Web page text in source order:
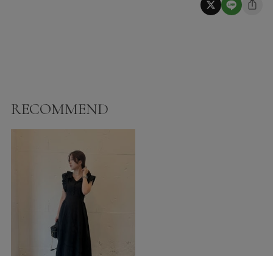
RECOMMEND